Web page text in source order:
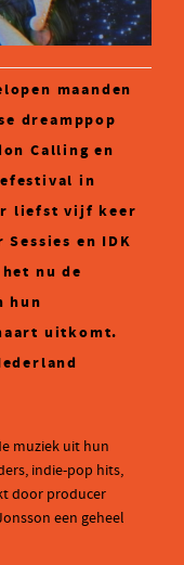
maanden
dreamppop
Calling en
in
liefst vijf keer
en IDK
nu de
hun
uitkomt.
muziek uit hun
indie-pop hits,
door producer
een geheel